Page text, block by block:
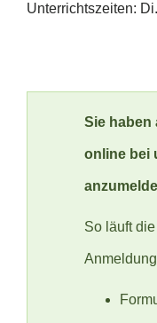
Unterrichtszeiten:
Sie haben
online bei
So läuft